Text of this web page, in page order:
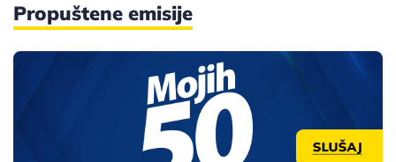
Propuštene emisije